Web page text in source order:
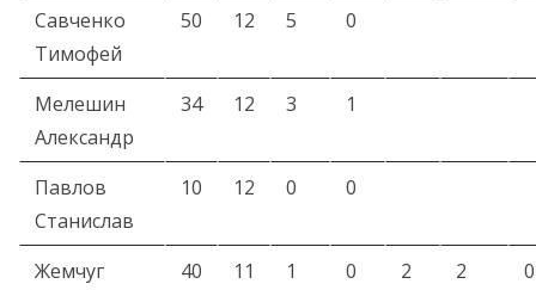
Савченко
Тимофей
50 12 5 0
Мелешин
Александр
34 12 3 1
Павлов
Станислав
10 12 0 0
Жемчуг
40 11 1 0 2 2 0